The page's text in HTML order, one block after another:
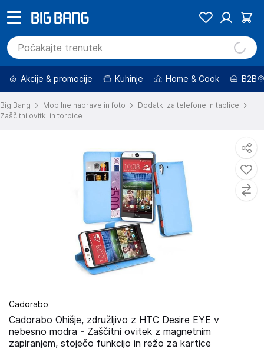
Akcije & promocije Kuhinje Home & Cook B2B
Big Bang Mobilne naprave in foto
Dodatki za telefone in tablice
Zaščitni ovitki in torbice
Cadorabo
Cadorabo Ohišje, združljivo z HTC Desire EYE v
nebesno modra - Zaščitni ovitek z magnetnim
zapiranjem, stoječo funkcijo in režo za kartice